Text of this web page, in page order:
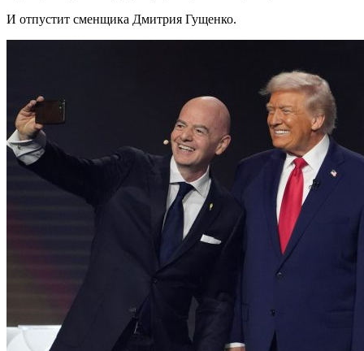
И отпустит сменщика Дмитрия Гущенко.